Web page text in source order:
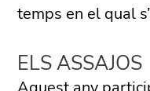
temps en el qual
ELS ASSAJOS